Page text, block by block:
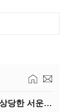
전해철 "이낙연, 배려없는 민주당에 상당한 서운함"